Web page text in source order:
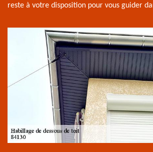
reste à votre disposition pour vous guider